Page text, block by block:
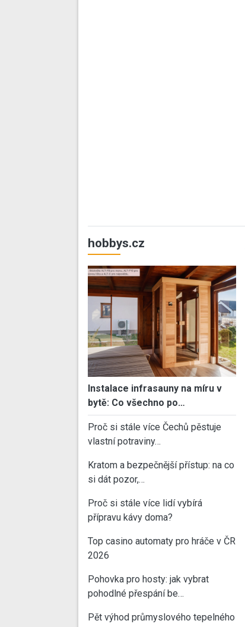
hobbys.cz
Instalace infrasauny na míru v
bytě: Co všechno po…
Proč si stále více Čechů pěstuje
vlastní potraviny…
Kratom a bezpečnější přístup: na co
si dát pozor,…
Proč si stále více lidí vybírá
přípravu kávy doma?
Top casino automaty pro hráče v ČR
2026
Pohovka pro hosty: jak vybrat
pohodlné přespání be…
Pět výhod průmyslového tepelného